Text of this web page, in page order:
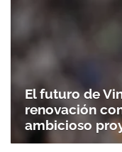
El futuro de
renovación
ambicioso